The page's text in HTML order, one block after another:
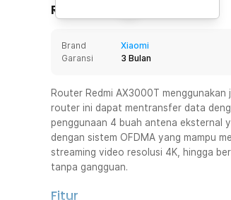
Toko
Toko Cikupa
Pick n Go
Pick n Go Bekasi
Rincian Produk
Brand
Xiaomi
Garansi
3 Bulan
Router Redmi AX3000T
router ini dapat mentransfer data
penggunaan 4 buah antena eksternal
dengan sistem OFDMA yang mampu
streaming video resolusi 4K, hingga
tanpa gangguan.
Fitur